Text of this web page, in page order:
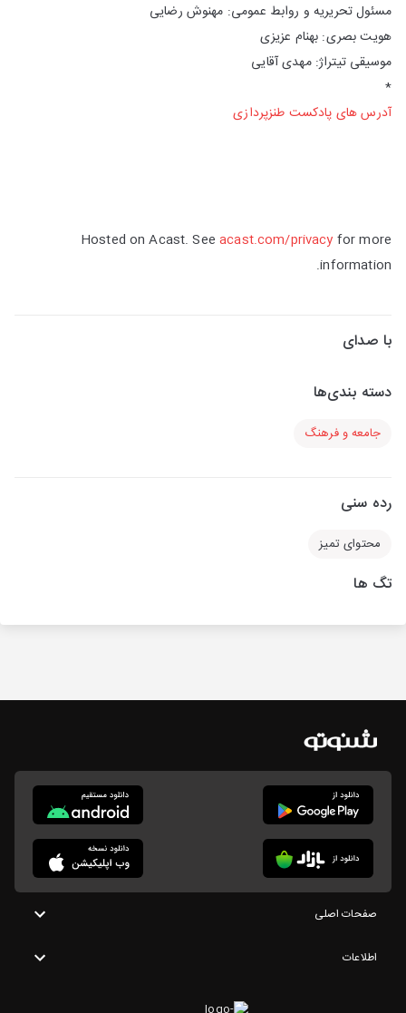
مسئول تحریریه و روابط عمومی: مهنوش رضایی
هویت بصری: بهنام عزیزی
موسیقی تیتراژ: مهدی آقایی
*
آدرس های پادکست طنزپردازی
Hosted on Acast. Seeacast.com/privacy for more
information.
با صدای
دسته بندی‌ها
جامعه و فرهنگ
رده سنی
محتوای تمیز
تگ ها
صفحات اصلی
اطلاعات